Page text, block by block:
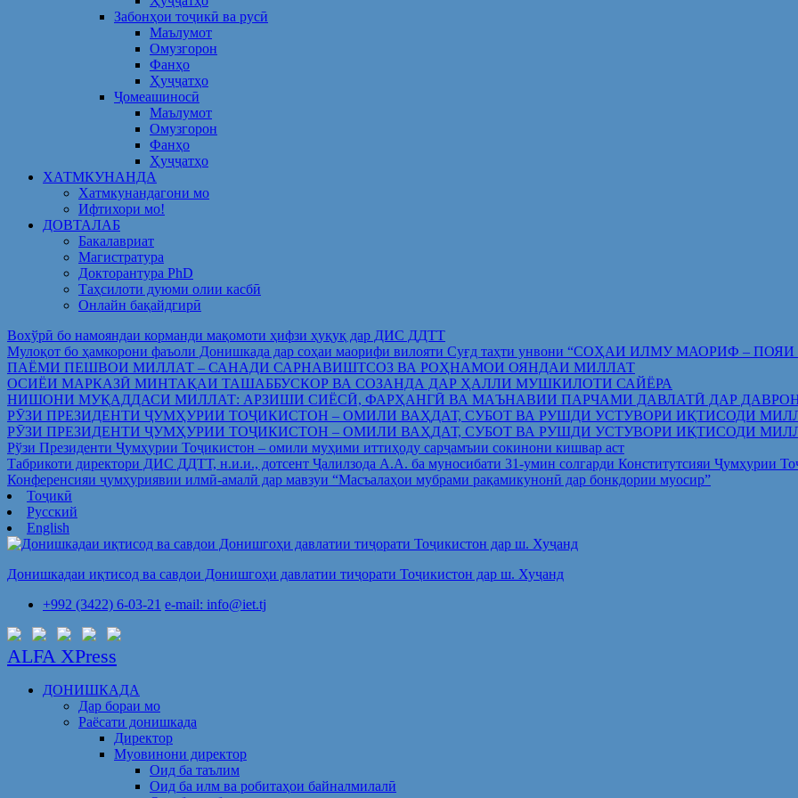
Забонҳои тоҷикӣ ва русӣ
Маълумот
Омузгорон
Фанҳо
Ҳуҷҷатҳо
Ҷомеашиносӣ
Маълумот
Омузгорон
Фанҳо
Ҳуҷҷатҳо
ХАТМКУНАНДА
Хатмкунандагони мо
Ифтихори мо!
ДОВТАЛАБ
Бакалавриат
Магистратура
Докторантура PhD
Таҳсилоти дуюми олии касбӣ
Онлайн бақайдгирӣ
Вохўрӣ бо намояндаи корманди мақомоти ҳифзи ҳуқуқ дар ДИС ДДТТ
Мулоқот бо ҳамкорони фаъоли Донишкада дар соҳаи маорифи вилояти Суғд таҳти унвони “СОҲАИ ИЛМУ МАОРИФ
ПАЁМИ ПЕШВОИ МИЛЛАТ – САНАДИ САРНАВИШТСОЗ ВА РОҲНАМОИ ОЯНДАИ МИЛЛАТ
ОСИЁИ МАРКАЗӢ МИНТАҚАИ ТАШАББУСКОР ВА СОЗАНДА ДАР ҲАЛЛИ МУШКИЛОТИ САЙЁРА
НИШОНИ МУҚАДДАСИ МИЛЛАТ: АРЗИШИ СИЁСӢ, ФАРҲАНГӢ ВА МАЪНАВИИ ПАРЧАМИ ДАВЛАТӢ ДАР
РӮЗИ ПРЕЗИДЕНТИ ҶУМҲУРИИ ТОҶИКИСТОН – ОМИЛИ ВАҲДАТ, СУБОТ ВА РУШДИ УСТУВОРИ ИҚТИСОДИ
РӮЗИ ПРЕЗИДЕНТИ ҶУМҲУРИИ ТОҶИКИСТОН – ОМИЛИ ВАҲДАТ, СУБОТ ВА РУШДИ УСТУВОРИ ИҚТИСОДИ
Рўзи Президенти Ҷумҳурии Тоҷикистон – омили муҳими иттиҳоду сарҷамъии сокинони кишвар аст
Табрикоти директори ДИС ДДТТ, н.и.и., дотсент Ҷалилзода А.А. ба муносибати 31-умин солгарди Конститутсияи Ҷумҳурии
Конференсияи ҷумҳуриявии илмӣ-амалӣ дар мавзуи “Масъалаҳои мубрами рақамикунонӣ дар бонкдории муосир”
Тоҷикӣ
Русский
English
Донишкадаи иқтисод ва савдои Донишгоҳи давлатии тиҷорати Тоҷикистон дар ш. Хуҷанд
+992 (3422) 6-03-21 e-mail: info@iet.tj
ALFA XPress
ДОНИШКАДА
Дар бораи мо
Раёсати донишкада
Директор
Муовинони директор
Оид ба таълим
Оид ба илм ва робитаҳои байналмилалӣ